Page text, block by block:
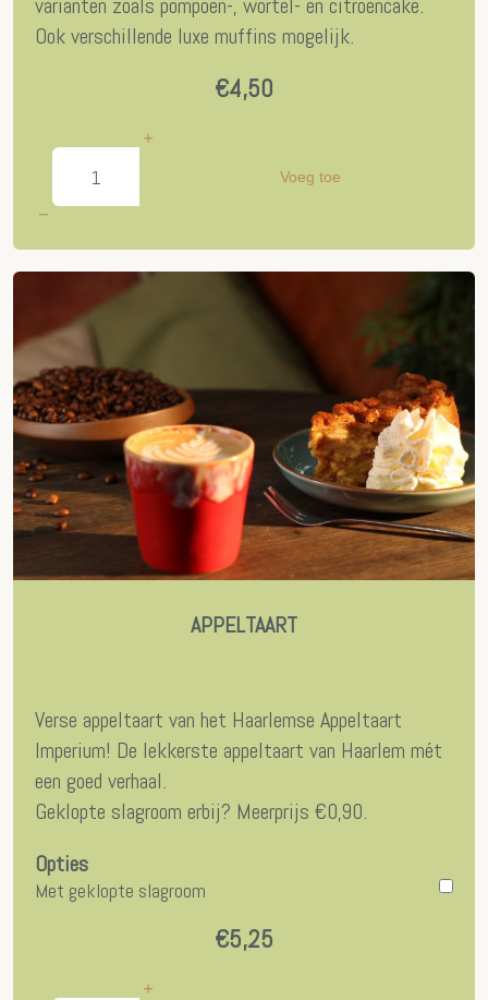
varianten zoals pompoen-, wortel- en citroencake.
Ook verschillende luxe muffins mogelijk.
€4,50
Voeg toe
APPELTAART
Verse appeltaart van het Haarlemse Appeltaart
Imperium! De lekkerste appeltaart van Haarlem mét
een goed verhaal.
Geklopte slagroom erbij? Meerprijs €0,90.
Opties
Met geklopte slagroom
€5,25